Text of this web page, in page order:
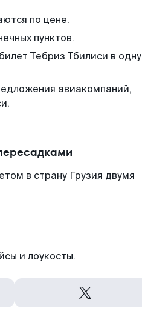
по цене.
пунктов.
Тебриз Тбилиси в одну
авиакомпаний,
в страну Грузия двумя
и лоукосты.